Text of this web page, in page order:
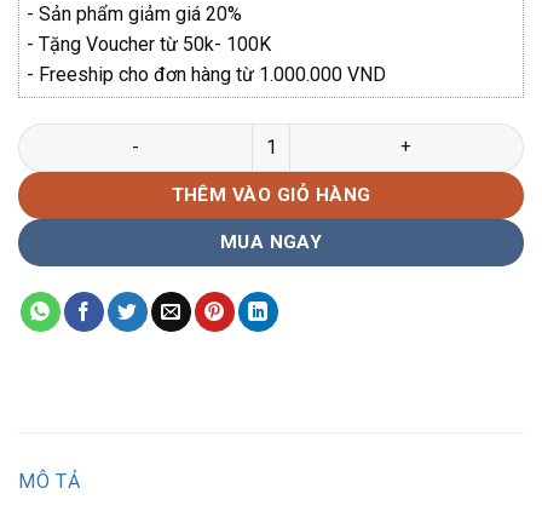
- Sản phẩm giảm giá 20%
- Tặng Voucher từ 50k- 100K
- Freeship cho đơn hàng từ 1.000.000 VND
Gọng kính vuông Prada OPR-60-XV chính hãng số lượng
THÊM VÀO GIỎ HÀNG
MUA NGAY
MÔ TẢ